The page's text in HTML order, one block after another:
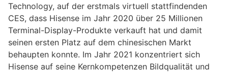
Technology, auf der erstmals virtuell stattfindenden
CES, dass Hisense im Jahr 2020 über 25 Millionen
Terminal-Display-Produkte verkauft hat und damit
seinen ersten Platz auf dem chinesischen Markt
behaupten konnte. Im Jahr 2021 konzentriert sich
Hisense auf seine Kernkompetenzen Bildqualität und